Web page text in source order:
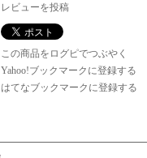
レビューを投稿
この商品をログピでつぶやく
Yahoo!ブックマークに登録する
はてなブックマークに登録する